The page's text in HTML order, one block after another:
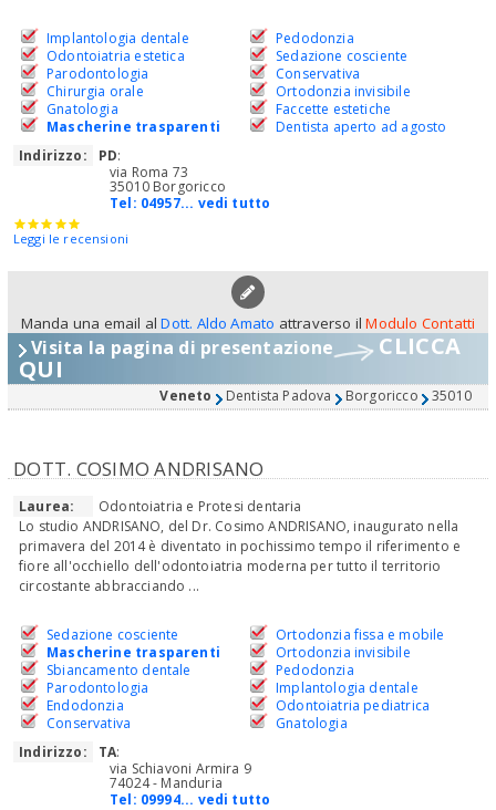
Implantologia dentale
Odontoiatria estetica
Parodontologia
Chirurgia orale
Gnatologia
Mascherine trasparenti
Pedodonzia
Sedazione cosciente
Conservativa
Ortodonzia invisibile
Faccette estetiche
Dentista aperto ad agosto
Indirizzo:
PD:
via Roma 73
35010 Borgoricco
Tel: 04957... vedi tutto
Leggi le recensioni
Manda una email alDott. Aldo Amato attraverso ilModulo Contatti
Visita la pagina di presentazione CLICCA
QUI
Veneto Dentista Padova Borgoricco 35010
DOTT. COSIMO ANDRISANO
Laurea:
Odontoiatria e Protesi dentaria
Lo studio ANDRISANO, del Dr. Cosimo ANDRISANO, inaugurato nella
primavera del 2014 è diventato in pochissimo tempo il riferimento e
fiore all'occhiello dell'odontoiatria moderna per tutto il territorio
circostante abbracciando ...
Sedazione cosciente
Mascherine trasparenti
Sbiancamento dentale
Parodontologia
Endodonzia
Conservativa
Ortodonzia fissa e mobile
Ortodonzia invisibile
Pedodonzia
Implantologia dentale
Odontoiatria pediatrica
Gnatologia
Indirizzo:
TA:
via Schiavoni Armira 9
74024 - Manduria
Tel: 09994... vedi tutto